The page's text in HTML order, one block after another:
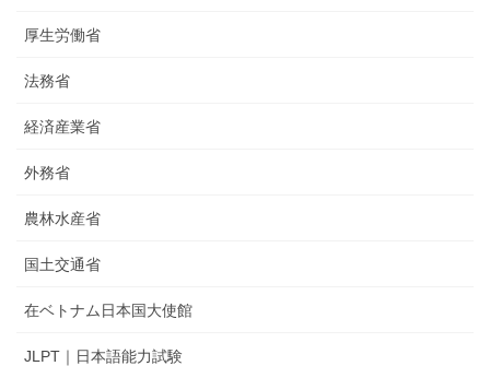
厚生労働省
法務省
経済産業省
外務省
農林水産省
国土交通省
在ベトナム日本国大使館
JLPT｜日本語能力試験